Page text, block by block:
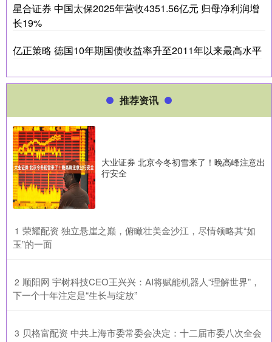
星合证券 中国太保2025年营收4351.56亿元 归母净利润增
长19%
亿正策略 德国10年期国债收益率升至2011年以来最高水平
推荐资讯
大业证券 北京今冬初雪来了！晚高峰注意出
行安全
1 ​荣耀配资 独立悬崖之巅，俯瞰壮美金沙江，尽情领略其“如
玉”的一面
2 ​顺阳网 宇树科技CEO王兴兴：AI将赋能机器人“理解世界”，
下一个十年注定是“生长与绽放”
3 ​贝格富配资 中共上海市委常委会决定：十二届市委八次全会